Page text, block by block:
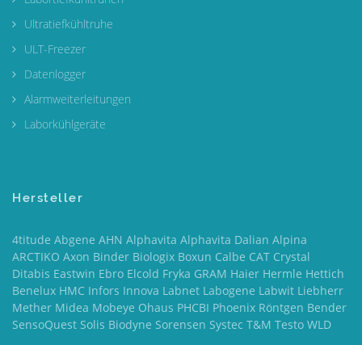
Ultratiefkühltruhe
ULT-Freezer
Datenlogger
Alarmweiterleitungen
Laborkühlgeräte
Hersteller
4titude Abgene AHN Alphavita Alphavita Dalian Alpina
ARCTIKO Axon Binder Biologix Boxun Calbe CAT Crystal
Ditabis Eastwin Ebro Elcold Fryka GRAM Haier Hermle Hettich
Benelux HMC Infors Innova Labnet Labogene Labwit Liebherr
Mether Midea Mobeye Ohaus PHCBI Phoenix Röntgen Bender
SensoQuest Solis Biodyne Sorensen Systec T&M Testo WLD